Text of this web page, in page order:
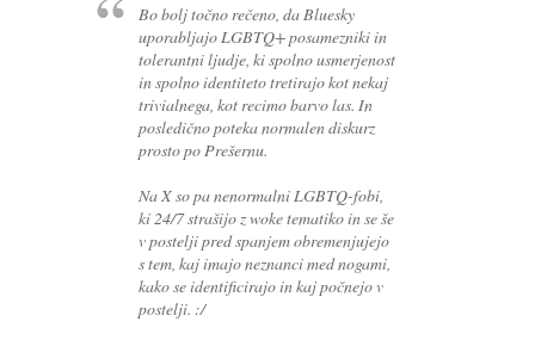
Bo bolj točno rečeno, da Bluesky
uporabljajo LGBTQ+ posamezniki in
tolerantni ljudje, ki spolno usmerjenost
in spolno identiteto tretirajo kot nekaj
trivialnega, kot recimo barvo las. In
posledično poteka normalen diskurz
prosto po Prešernu.
Na X so pa nenormalni LGBTQ-fobi,
ki 24/7 strašijo z woke tematiko in se še
v postelji pred spanjem obremenjujejo
s tem, kaj imajo neznanci med nogami,
kako se identificirajo in kaj počnejo v
postelji. :/